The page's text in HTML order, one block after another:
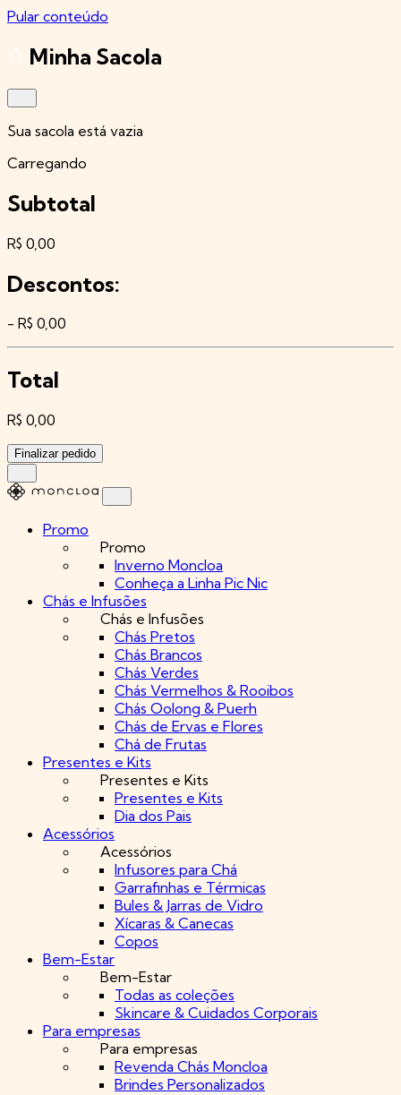
Pular conteúdo
Minha Sacola
Sua sacola está vazia
Carregando
Subtotal
R$ 0,00
Descontos:
- R$ 0,00
Total
R$ 0,00
Finalizar pedido
Promo
Promo
Inverno Moncloa
Conheça a Linha Pic Nic
Chás e Infusões
Chás e Infusões
Chás Pretos
Chás Brancos
Chás Verdes
Chás Vermelhos & Rooibos
Chás Oolong & Puerh
Chás de Ervas e Flores
Chá de Frutas
Presentes e Kits
Presentes e Kits
Presentes e Kits
Dia dos Pais
Acessórios
Acessórios
Infusores para Chá
Garrafinhas e Térmicas
Bules & Jarras de Vidro
Xícaras & Canecas
Copos
Bem-Estar
Bem-Estar
Todas as coleções
Skincare & Cuidados Corporais
Para empresas
Para empresas
Revenda Chás Moncloa
Brindes Personalizados